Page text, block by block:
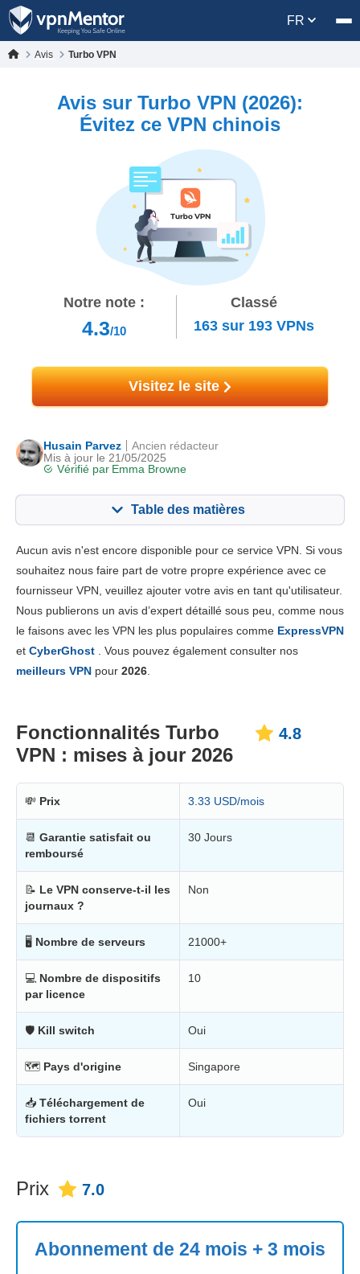
FR
Avis Turbo VPN
Avis sur Turbo VPN (2026):
Évitez ce VPN chinois
Notre note :
4.3/10
Classé
163 sur 193VPNs
Visitez le site
Husain Parvez
Mis à jour le 21/05/2025
Vérifié par Emma Browne
Ancien rédacteur
Table des matières
Fonctionnalités principales 4.8
Installation et Apps 6.0
Fiabilité & support 5.0
Aucun avis n'est encore disponible pour ce service VPN. Si vous
souhaitez nous faire part de votre propre expérience avec ce
fournisseur VPN, veuillez ajouter votre avis en tant qu'utilisateur.
Nous publierons un avis d’expert détaillé sous peu, comme nous
le faisons avec les VPN les plus populaires comme ExpressVPN
et CyberGhost . Vous pouvez également consulter nos
meilleurs VPN pour 2026.
Fonctionnalités Turbo
VPN : mises à jour 2026
4.8
💸 Prix 3.33 USD/mois
📆 Garantie satisfait ou
remboursé
30 Jours
📝 Le VPN conserve-t-il les
journaux ?
Non
🖥 Nombre de serveurs 21000+
💻 Nombre de dispositifs
par licence
10
🛡 Kill switch Oui
🗺 Pays d'origine Singapore
📥 Téléchargement de
fichiers torrent
Oui
Prix 7.0
Abonnement de 24 mois + 3 mois